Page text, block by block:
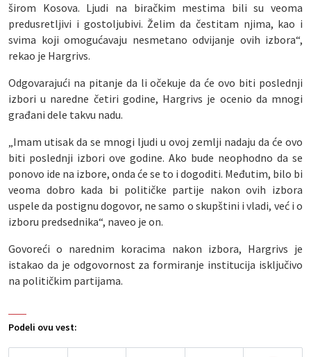
Podeli ovu vest:
širom Kosova. Ljudi na biračkim mestima bili su veoma
predusretljivi i gostoljubivi. Želim da čestitam njima, kao i
svima koji omogućavaju nesmetano odvijanje ovih izbora“,
rekao je Hargrivs.
Odgovarajući na pitanje da li očekuje da će ovo biti poslednji
izbori u naredne četiri godine, Hargrivs je ocenio da mnogi
građani dele takvu nadu.
„Imam utisak da se mnogi ljudi u ovoj zemlji nadaju da će ovo
biti poslednji izbori ove godine. Ako bude neophodno da se
ponovo ide na izbore, onda će se to i dogoditi. Međutim, bilo bi
veoma dobro kada bi političke partije nakon ovih izbora
uspele da postignu dogovor, ne samo o skupštini i vladi, već i o
izboru predsednika“, naveo je on.
Govoreći o narednim koracima nakon izbora, Hargrivs je
istakao da je odgovornost za formiranje institucija isključivo
na političkim partijama.